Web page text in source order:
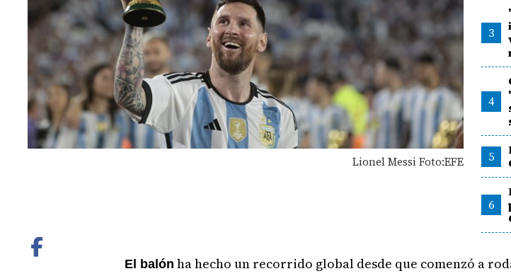
Lionel Messi Foto:EFE
3
4
5
6
El balón ha hecho un recorrido global desde que comenzó a